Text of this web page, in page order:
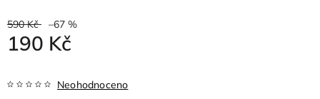
590 Kč –67 %
190 Kč
Neohodnoceno